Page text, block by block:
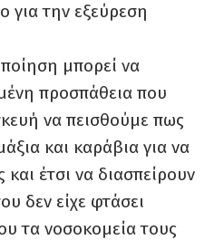
για την εξεύρεση
μπορεί να
προσπάθεια που
να πεισθούμε πως
και καράβια για να
έτσι να διασπείρουν
δεν είχε φτάσει
τα νοσοκομεία τους